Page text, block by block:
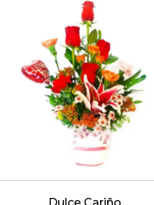
Box Rosas Amor😘
S/185.00
COMPRAR